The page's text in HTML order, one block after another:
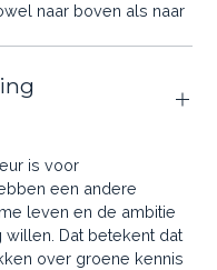
naar boven als naar
is voor
een andere
leven en de ambitie
Dat betekent dat
over groene kennis